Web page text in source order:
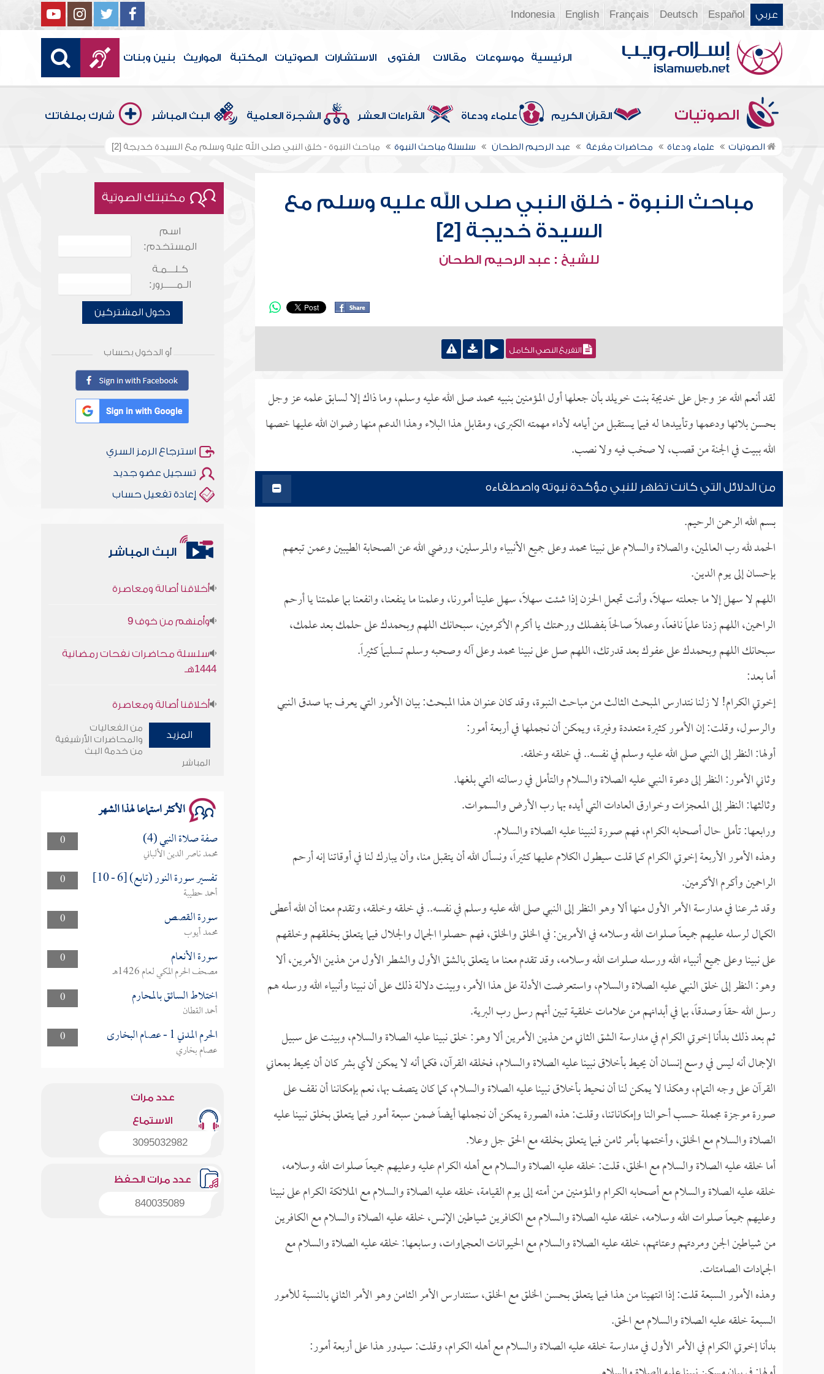
عربي Español
Deutsch
Français
English
Indonesia
الرئيسية موسوعات مقالات الفتوى الاستشارات الصوتيات المكتبة المواريث بنين وبنات
الصوتيات القرآن الكريم علماء ودعاة القراءات العشر الشجرة العلمية البث المباشر شارك بملفاتك
الصوتيات علماء ودعاة محاضرات مفرغة عبد الرحيم الطحان سلسلة مباحث النبوة مباحث النبوة - خلق النبي صلى الله عليه وسلم مع السيدة خديجة [2]
مباحث النبوة - خلق النبي صلى الله عليه وسلم مع
السيدة خديجة [2]
للشيخ : عبد الرحيم الطحان
التفريغ النصي الكامل
لقد أنعم الله عز وجل على خديجة بنت خويلد بأن جعلها أول المؤمنين بنبيه محمد صلى الله عليه وسلم، وما ذاك إلا لسابق علمه عز وجل
بحسن بلائها ودعمها وتأييدها له فيما يستقبل من أيامه لأداء مهمته الكبرى، ومقابل هذا البلاء وهذا الدعم منها رضوان الله عليها خصها
الله ببيت في الجنة من قصب، لا صخب فيه ولا نصب.
من الدلائل التي كانت تظهر للنبي مؤكدة نبوته واصطفاءه
بسم الله الرحمن الرحيم.
الحمد لله رب العالمين، والصلاة والسلام على نبينا محمد وعلى جميع الأنبياء والمرسلين، ورضي الله عن الصحابة الطيبين وعمن تبعهم
بإحسان إلى يوم الدين.
اللهم لا سهل إلا ما جعلته سهلاً، وأنت تجعل الحزن إذا شئت سهلاً، سهل علينا أمورنا، وعلمنا ما ينفعنا، وانفعنا بما علمتنا يا أرحم
الراحمين، اللهم زدنا علماً نافعاً، وعملاً صالحاً بفضلك ورحمتك يا أكرم الأكرمين، سبحانك اللهم وبحمدك على حلمك بعد علمك،
سبحانك اللهم وبحمدك على عفوك بعد قدرتك، اللهم صل على نبينا محمد وعلى آله وصحبه وسلم تسليماً كثيراً.
أما بعد:
إخوتي الكرام! لا زلنا نتدارس المبحث الثالث من مباحث النبوة، وقد كان عنوان هذا المبحث: بيان الأمور التي يعرف بها صدق النبي
والرسول، وقلت: إن الأمور كثيرة متعددة وفيرة، ويمكن أن نجملها في أربعة أمور:
أولها: النظر إلى النبي صلى الله عليه وسلم في نفسه.. في خلقه وخلقه.
وثاني الأمور: النظر إلى دعوة النبي عليه الصلاة والسلام والتأمل في رسالته التي بلغها.
وثالثها: النظر إلى المعجزات وخوارق العادات التي أيده بها رب الأرض والسموات.
ورابعها: تأمل حال أصحابه الكرام، فهم صورة لنبينا عليه الصلاة والسلام.
وهذه الأمور الأربعة إخوتي الكرام كما قلت سيطول الكلام عليها كثيراً، ونسأل الله أن يتقبل منا، وأن يبارك لنا في أوقاتنا إنه أرحم
الراحمين وأكرم الأكرمين.
وقد شرعنا في مدارسة الأمر الأول منها ألا وهو النظر إلى النبي صلى الله عليه وسلم في نفسه.. في خلقه وخلقه، وتقدم معنا أن الله أعطى
الكمال لرسله عليهم جميعاً صلوات الله وسلامه في الأمرين: في الخلق والخلق، فهم حصلوا الجمال والجلال فيما يتعلق بخلقهم وخلقهم
على نبينا وعلى جميع أنبياء الله ورسله صلوات الله وسلامه، وقد تقدم معنا ما يتعلق بالشق الأول والشطر الأول من هذين الأمرين، ألا
وهو: النظر إلى خلق النبي عليه الصلاة والسلام، واستعرضت الأدلة على هذا الأمر، وبينت دلالة ذلك على أن نبينا وأنبياء الله ورسله هم
رسل الله حقاً وصدقاً، بما في أبدانهم من علامات خلقية تبين أنهم رسل رب البرية.
ثم بعد ذلك بدأنا إخوتي الكرام في مدارسة الشق الثاني من هذين الأمرين ألا وهو: خلق نبينا عليه الصلاة والسلام، وبينت على سبيل
الإجمال أنه ليس في وسع إنسان أن يحيط بأخلاق نبينا عليه الصلاة والسلام، فخلقه القرآن، فكما أنه لا يمكن لأي بشر كان أن يحيط بمعاني
القرآن على وجه التمام، وهكذا لا يمكن لنا أن نحيط بأخلاق نبينا عليه الصلاة والسلام، كما كان يتصف بها، نعم بإمكاننا أن نقف على
صورة موجزة مجملة حسب أحوالنا وإمكاناتنا، وقلت: هذه الصورة يمكن أن نجملها أيضاً ضمن سبعة أمور فيما يتعلق بخلق نبينا عليه
الصلاة والسلام مع الخلق، وأختمها بأمر ثامن فيما يتعلق بخلقه مع الحق جل وعلا.
أما خلقه عليه الصلاة والسلام مع الخلق، قلت: خلقه عليه الصلاة والسلام مع أهله الكرام عليه وعليهم جميعاً صلوات الله وسلامه،
خلقه عليه الصلاة والسلام مع أصحابه الكرام والمؤمنين من أمته إلى يوم القيامة، خلقه عليه الصلاة والسلام مع الملائكة الكرام على نبينا
وعليهم جميعاً صلوات الله وسلامه، خلقه عليه الصلاة والسلام مع الكافرين شياطين الإنس، خلقه عليه الصلاة والسلام مع الكافرين
من شياطين الجن ومردتهم وعتاتهم، خلقه عليه الصلاة والسلام مع الحيوانات العجماوات، وسابعها: خلقه عليه الصلاة والسلام مع
الجمادات الصامتات.
وهذه الأمور السبعة قلت: إذا انتهينا من هذا فيما يتعلق بحسن الخلق مع الخلق، سنتدارس الأمر الثامن وهو الأمر الثاني بالنسبة للأمور
السبعة خلقه عليه الصلاة والسلام مع الحق.
بدأنا إخوتي الكرام في الأمر الأول في مدارسة خلقه عليه الصلاة والسلام مع أهله الكرام، وقلت: سيدور هذا على أربعة أمور:
مكتبتك الصوتية
اسم
المستخدم:
كـلـــمـة
الـمـــــرور:
دخول المشتركين
أو الدخول بحساب
استرجاع الرمز السري
تسجيل عضو جديد
إعادة تفعيل حساب
البث المباشر
1444هـ
سلسلة محاضرات نفحات رمضانية
1444هـ
المزيد
من الفعاليات
والمحاضرات الأرشيفية
من خدمة البث
المباشر
الأكثر استماعا لهذا الشهر
0 صفة صلاة النبي (4)
محمد ناصر الدين الألباني
0
تفسير سورة النور (تابع) [6 - 10]
أحمد حطيبة
0
سورة القصص
محمد أيوب
0
سورة الأنعام
مصحف الحرم المكي لعام 1426هـ
0
اختلاط السائق بالمحارم
أحمد القطان
0
الحرم المدني 1 - عصام البخارى
عصام بخاري
عدد مرات
الاستماع
3095032982
عدد مرات الحفظ
840035089